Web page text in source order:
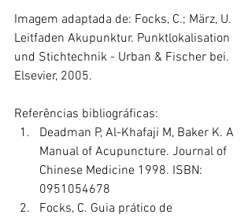
Imagem adaptada de: Focks, C.; März, U.
Leitfaden Akupunktur. Punktlokalisation
und Stichtechnik - Urban & Fischer bei.
Elsevier, 2005.
Referências bibliográficas:
Deadman P, Al-Khafaji M, Baker K. A
Manual of Acupuncture. Journal of
Chinese Medicine 1998. ISBN:
0951054678
Focks, C. Guia prático de